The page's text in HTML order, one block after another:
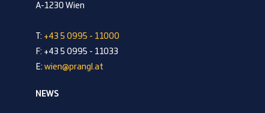
A-1230 Wien
T: +43 5 0995 - 11000
F: +43 5 0995 - 11033
E: wien@prangl.at
NEWS